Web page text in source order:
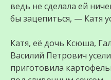
ведь не сделала ей
бы зацепиться, — Катя
Катя, её дочь Ксюша,
Василий Петрович
приготовила